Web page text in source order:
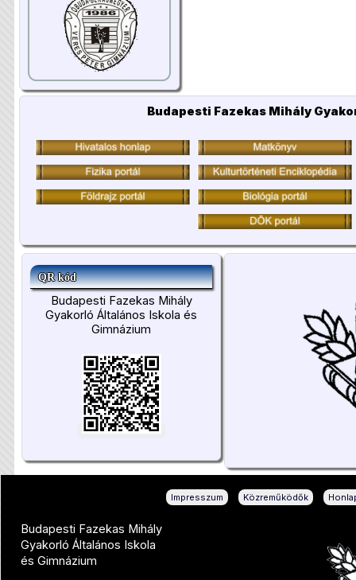
Budapesti Fazekas Mihály
QR kód
Budapesti Fazekas Mihály
Gyakorló Általános Iskola és
Gimnázium
Impresszum Közreműködők
Budapesti Fazekas Mihály
Gyakorló Általános Iskola
és Gimnázium